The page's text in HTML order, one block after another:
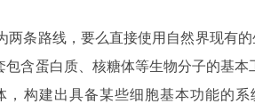
两条路线，要么直接使用自然界现有
含蛋白质、核糖体等生物分子的基
构建出具备某些细胞基本功能的